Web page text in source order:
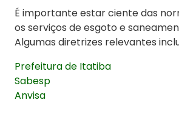
É importante estar ciente das
os serviços de esgoto e
Algumas diretrizes relevantes
Prefeitura de Itatiba
Sabesp
Anvisa